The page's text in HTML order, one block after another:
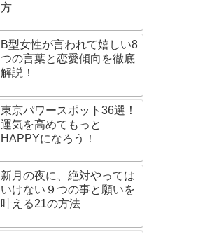
方
B型女性が言われて嬉しい8
つの言葉と恋愛傾向を徹底
解説！
東京パワースポット36選！
運気を高めてもっと
HAPPYになろう！
新月の夜に、絶対やっては
いけない９つの事と願いを
叶える21の方法